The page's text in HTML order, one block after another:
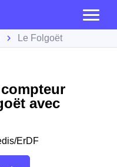
Le Folgoët